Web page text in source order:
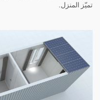
تميّز المنزل.